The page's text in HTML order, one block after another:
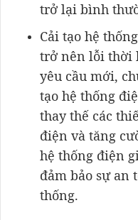
trở lại bình
Cải tạo hệ
trở nên lỗi thời
yêu cầu mới,
tạo hệ thống
thay thế các
điện và tăng
hệ thống điện
đảm bảo sự an
thống.